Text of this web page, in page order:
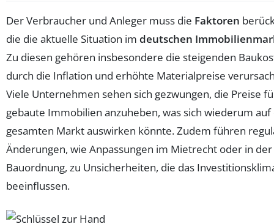
Der Verbraucher und Anleger muss die Faktoren
die die aktuelle Situation im deutschen
Zu diesen gehören insbesondere die steigenden
durch die Inflation und erhöhte Materialpreise
Viele Unternehmen sehen sich gezwungen, die Preise
gebaute Immobilien anzuheben, was sich wiederum auf
gesamten Markt auswirken könnte. Zudem führen
Änderungen, wie Anpassungen im Mietrecht oder in der
Bauordnung, zu Unsicherheiten, die das
beeinflussen.